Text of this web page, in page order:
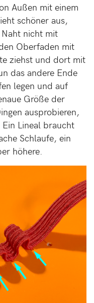
Außen mit einem
schöner aus,
nicht mit
Oberfaden mit
ziehst und dort mit
das andere Ende
legen und auf
Größe der
ausprobieren,
Lineal braucht
Schlaufe, ein
höhere.